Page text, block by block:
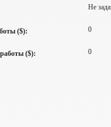
Не
($): 0
($): 0